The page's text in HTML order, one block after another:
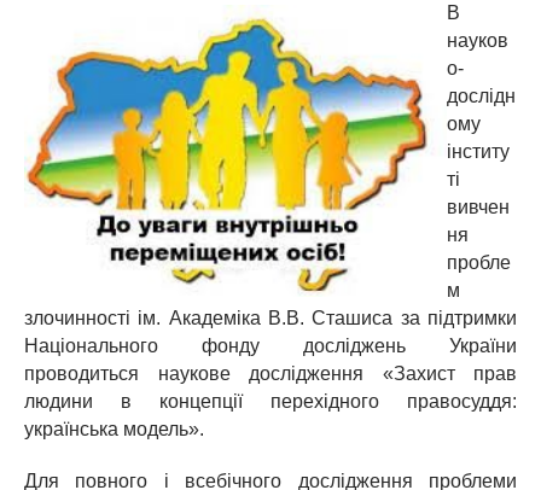
В
науков
о-
дослідн
ому
інститу
ті
вивчен
ня
пробле
м
злочинності ім. Академіка В.В. Сташиса за підтримки
Національного фонду досліджень України
проводиться наукове дослідження «Захист прав
людини в концепції перехідного правосуддя:
українська модель».
Для повного і всебічного дослідження проблеми